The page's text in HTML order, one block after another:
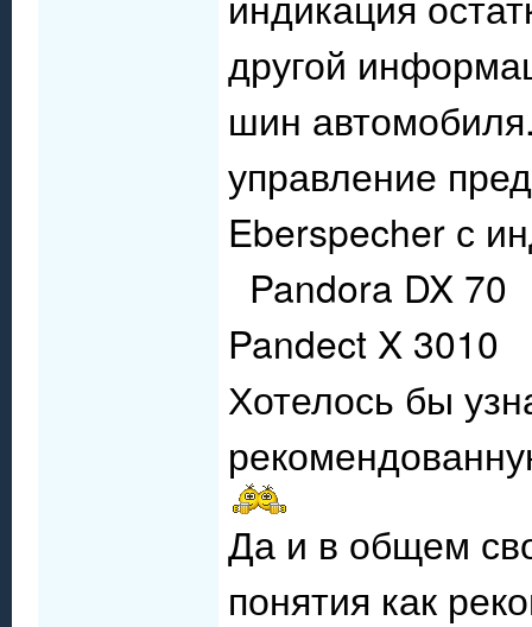
другой
шин
управление
Eberspecher с
Pandora DX
Pandect X 3010
Хотелось бы
Да и в общем
понятия как